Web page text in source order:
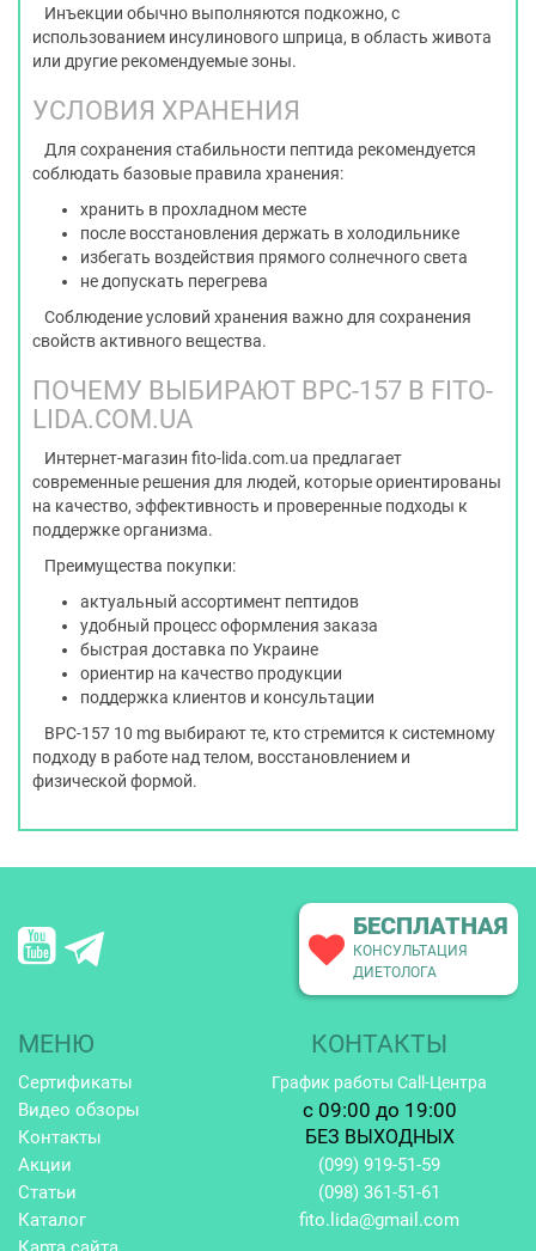
Инъекции обычно выполняются подкожно, с
использованием инсулинового шприца, в область живота
или другие рекомендуемые зоны.
УСЛОВИЯ ХРАНЕНИЯ
Для сохранения стабильности пептида рекомендуется
соблюдать базовые правила хранения:
хранить в прохладном месте
после восстановления держать в холодильнике
избегать воздействия прямого солнечного света
не допускать перегрева
Соблюдение условий хранения важно для сохранения
свойств активного вещества.
ПОЧЕМУ ВЫБИРАЮТ BPC-157 В FITO-
LIDA.COM.UA
Интернет-магазин fito-lida.com.ua предлагает
современные решения для людей, которые ориентированы
на качество, эффективность и проверенные подходы к
поддержке организма.
Преимущества покупки:
актуальный ассортимент пептидов
удобный процесс оформления заказа
быстрая доставка по Украине
ориентир на качество продукции
поддержка клиентов и консультации
BPC-157 10 mg выбирают те, кто стремится к системному
подходу в работе над телом, восстановлением и
физической формой.
БЕСПЛАТНАЯ
КОНСУЛЬТАЦИЯ
ДИЕТОЛОГА
МЕНЮ
Сертификаты
Видео обзоры
Контакты
Акции
Статьи
Каталог
КОНТАКТЫ
График работы Call-Центра
c 09:00 до 19:00
БЕЗ ВЫХОДНЫХ
(099) 919-51-59
(098) 361-51-61
fito.lida@gmail.com